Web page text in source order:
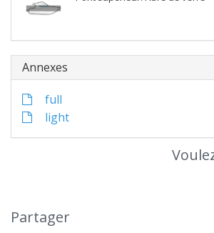
Annexes
full
light
Partager